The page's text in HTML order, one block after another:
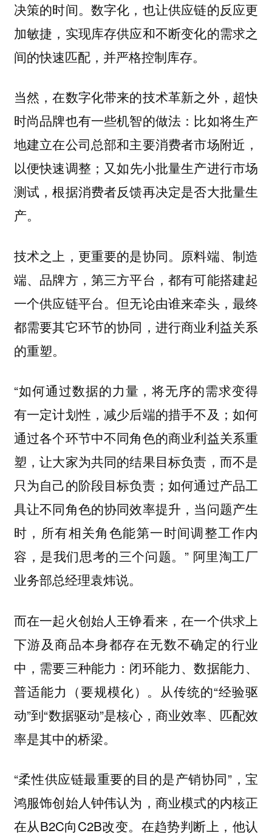
决策的时间。数字化，也让供应链的反应更
加敏捷，实现库存供应和不断变化的需求之
间的快速匹配，并严格控制库存。
当然，在数字化带来的技术革新之外，超快
时尚品牌也有一些机智的做法：比如将生产
地建立在公司总部和主要消费者市场附近，
以便快速调整；又如先小批量生产进行市场
测试，根据消费者反馈再决定是否大批量生
产。
技术之上，更重要的是协同。原料端、制造
端、品牌方，第三方平台，都有可能搭建起
一个供应链平台。但无论由谁来牵头，最终
都需要其它环节的协同，进行商业利益关系
的重塑。
“如何通过数据的力量，将无序的需求变得
有一定计划性，减少后端的措手不及；如何
通过各个环节中不同角色的商业利益关系重
塑，让大家为共同的结果目标负责，而不是
只为自己的阶段目标负责；如何通过产品工
具让不同角色的协同效率提升，当问题产生
时，所有相关角色能第一时间调整工作内
容，是我们思考的三个问题。” 阿里淘工厂
业务部总经理袁炜说。
而在一起火创始人王铮看来，在一个供求上
下游及商品本身都存在无数不确定的行业
中，需要三种能力：闭环能力、数据能力、
普适能力（要规模化）。从传统的“经验驱
动”到“数据驱动”是核心，商业效率、匹配效
率是其中的桥梁。
“柔性供应链最重要的目的是产销协同”，宝
鸿服饰创始人钟伟认为，商业模式的内核正
在从B2C向C2B改变。在趋势判断上，他认